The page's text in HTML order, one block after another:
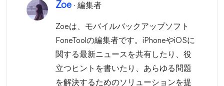
Zoe· 編集者
Zoeは、モバイルバックアップソフト
FoneToolの編集者です。iPhoneやiOSに
関する最新ニュースを共有したり、役
立つヒントを書いたり、あらゆる問題
を解決するためのソリューションを提